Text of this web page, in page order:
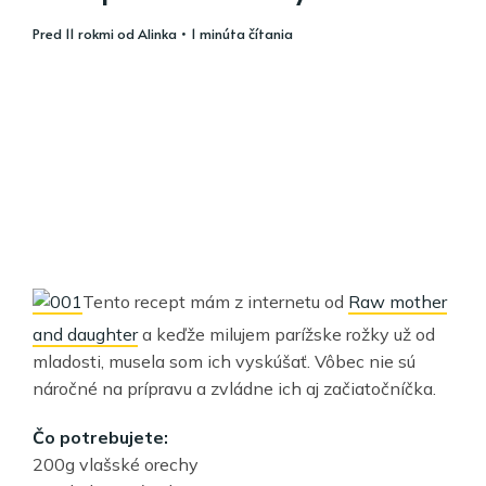
pred 11 rokmiodAlinka • 1 minúta čítania
Tento recept mám z internetu od Raw mother
and daughtera keďže milujem parížske rožky už od
mladosti, musela som ich vyskúšať. Vôbec nie sú
náročné na prípravu a zvládne ich aj začiatočníčka.
Čo potrebujete:
200g vlašské orechy